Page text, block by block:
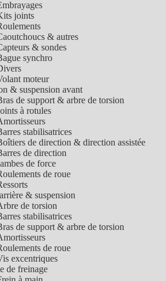
joints
& autres
& sondes
synchro
moteur
& suspension avant
de support & arbre de torsion
à rotules
stabilisatrices
de direction & direction assistée
de direction
de force
de roue
& suspension
de torsion
stabilisatrices
de support & arbre de torsion
de roue
excentriques
de freinage